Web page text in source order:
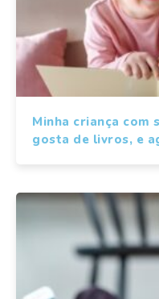
Minha criança com
gosta de livros, e